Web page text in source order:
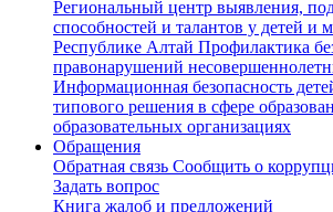
Региональный центр выявления,
способностей и талантов у детей и
Республике Алтай Профилактика
правонарушений
Информационная безопасность
типового решения в сфере
образовательных организациях
Обращения
Обратная связь Сообщить о
Задать вопрос
Книга жалоб и предложений